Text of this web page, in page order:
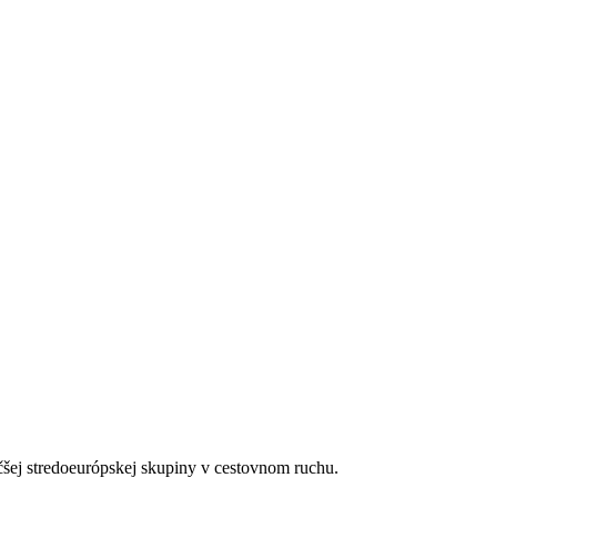
hod.)
kabínky.
a vybavenie za poplatok), stolný tenis.
klub.
stredoeurópskej skupiny v cestovnom ruchu.